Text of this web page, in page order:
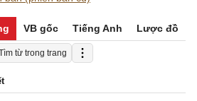
VB gốc Tiếng Anh Lược đồ
từ trong trang